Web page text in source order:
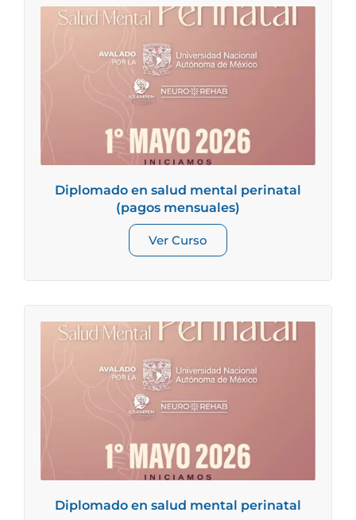
Diplomado en salud mental perinatal
(pagos mensuales)
Ver Curso
Diplomado en salud mental perinatal